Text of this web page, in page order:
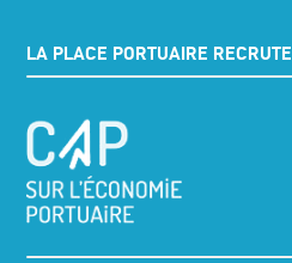
LA PLACE PORTUAIRE RECRUTE